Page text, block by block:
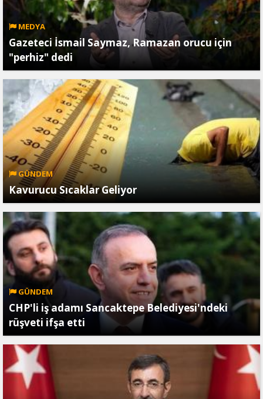
MEDYA
Gazeteci İsmail Saymaz, Ramazan orucu için
"perhiz" dedi
GÜNDEM
Kavurucu Sıcaklar Geliyor
GÜNDEM
CHP'li iş adamı Sancaktepe Belediyesi'ndeki
rüşveti ifşa etti